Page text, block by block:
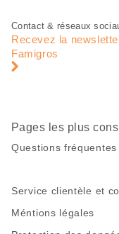
Pied
page
Navigation
pied
Contact & réseaux
Recevez la
Famigros
Pages les plus
Questions fréquentes
Service clientèle et
Méntions légales